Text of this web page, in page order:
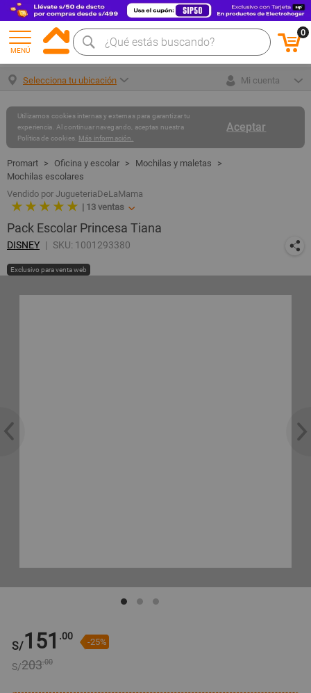
MENÚ
0
Selecciona tu ubicación Mi cuenta
Aceptar
Utilizamos cookies internas y externas para garantizar tu
experiencia. Al continuar navegando, aceptas nuestra
Política de cookies. Más información.
Oficina y escolar
Mochilas y maletas
Mochilas escolares
Vendido por JugueteriaDeLaMama
★ ★ ★ ★ ★ | 13 ventas
Pack Escolar Princesa Tiana
DISNEY SKU: 1001293380
Exclusivo para venta web
S/151 .00 -25%
S/203.00